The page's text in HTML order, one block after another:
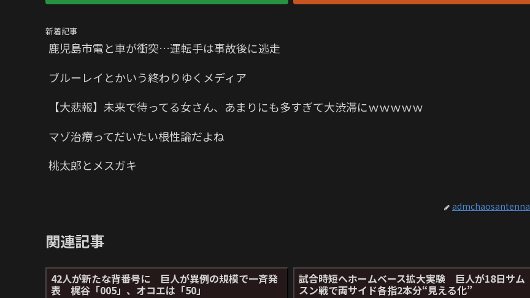
新着記事
鹿児島市電と車が衝突…運転手は事故後に逃走
ブルーレイとかいう終わりゆくメディア
【大悲報】未来で待ってる女さん、あまりにも多すぎて大渋滞にｗｗｗｗｗ
マゾ治療ってだいたい根性論だよね
桃太郎とメスガキ
admchaosantenna
関連記事
42人が新たな背番号に 巨人が異例の規模で一斉発
表 梶谷「005」、オコエは「50」
試合時短へホームベース拡大実験 巨人が18日サム
スン戦で両サイド各指2本分“見える化”